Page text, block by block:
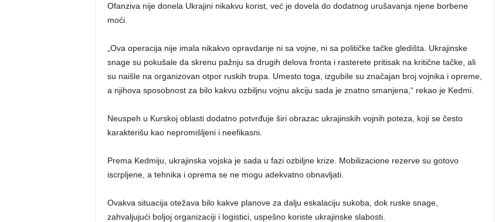
Ofanziva nije donela Ukrajini nikakvu korist, već je dovela do dodatnog urušavanja njene borbene
moći.
„Ova operacija nije imala nikakvo opravdanje ni sa vojne, ni sa političke tačke gledišta. Ukrajinske
snage su pokušale da skrenu pažnju sa drugih delova fronta i rasterete pritisak na kritične tačke, ali
su naišle na organizovan otpor ruskih trupa. Umesto toga, izgubile su značajan broj vojnika i opreme,
a njihova sposobnost za bilo kakvu ozbiljnu vojnu akciju sada je znatno smanjena,“ rekao je Kedmi.
Neuspeh u Kurskoj oblasti dodatno potvrđuje širi obrazac ukrajinskih vojnih poteza, koji se često
karakterišu kao nepromišljeni i neefikasni.
Prema Kedmiju, ukrajinska vojska je sada u fazi ozbiljne krize. Mobilizacione rezerve su gotovo
iscrpljene, a tehnika i oprema se ne mogu adekvatno obnavljati.
Ovakva situacija otežava bilo kakve planove za dalju eskalaciju sukoba, dok ruske snage,
zahvaljujući boljoj organizaciji i logistici, uspešno koriste ukrajinske slabosti.